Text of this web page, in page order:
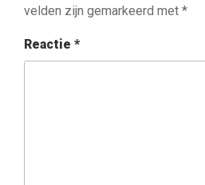
velden zijn gemarkeerd met *
Reactie *